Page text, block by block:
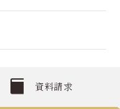
資料請求